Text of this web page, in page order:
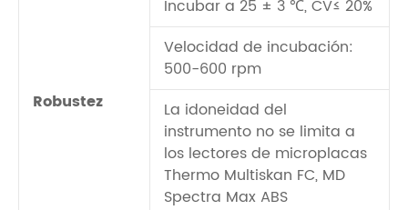
Robustez
Incubar a 25 ± 3 ℃, CV≤ 20%
Velocidad de incubación:
500-600 rpm
La idoneidad del
instrumento no se limita a
los lectores de microplacas
Thermo Multiskan FC, MD
Spectra Max ABS